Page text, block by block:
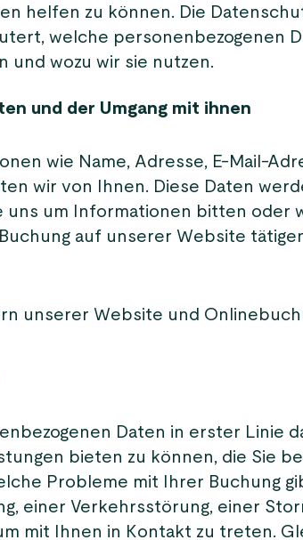
helfen zu können. Die
welche personenbezogenen
und wozu wir sie nutzen.
und der Umgang mit ihnen
wie Name, Adresse, E-Mail-
wir von Ihnen. Diese Daten
uns um Informationen bitten oder
auf unserer Website
unserer Website und
Daten in erster Linie
bieten zu können, die Sie
Probleme mit Ihrer Buchung
einer Verkehrsstörung, einer
mit Ihnen in Kontakt zu treten.